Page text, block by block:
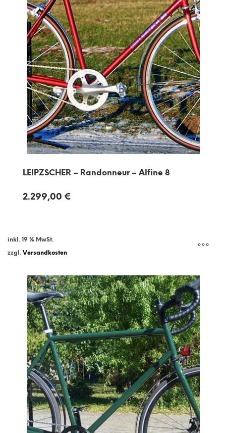
LEIPZSCHER – Randonneur – Alfine 8
2.299,00 €
inkl. 19 % MwSt.
zzgl. Versandkosten